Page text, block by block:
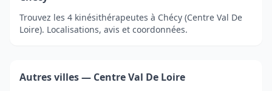
Trouvez les 4 kinésithérapeutes à Chécy (Centre Val De
Loire). Localisations, avis et coordonnées.
Autres villes — Centre Val De Loire